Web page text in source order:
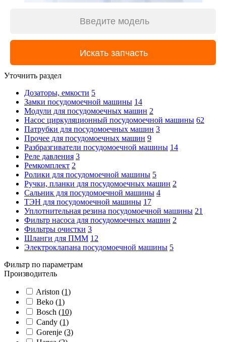
Уточнить раздел
Дозаторы, емкости 5
Замки посудомоечной машины 14
Модули для посудомоечных машин 2
Насос циркуляционный посудомоечной машины 62
Патрубки для посудомоечных машин 3
Прочее для посудомоечных машин 9
Разбразгиватели посудомоечной машины 14
Реле давления 3
Ремкомплект 2
Ролики для посудомоечной машины 5
Ручки, планки для посудомоечных машин 2
Сальник для посудомоечной машины 4
ТЭН для посудомоечной машины 17
Уплотнительная резина посудомоечной машины 21
Фильтр насоса для посудомоечных машин 2
Фильтры очистки 3
Шланги для ПММ 12
Электроклапана посудомоечной машины 5
Фильтр по параметрам
Производитель
Ariston (1)
Beko (1)
Bosch (10)
Candy (1)
Gorenje (3)